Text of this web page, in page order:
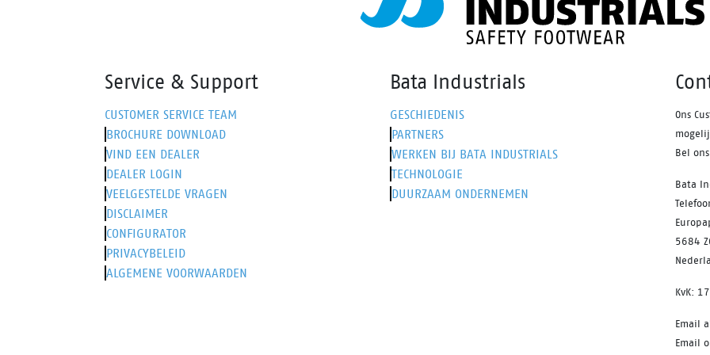
Service & Support
CUSTOMER SERVICE TEAM
BROCHURE DOWNLOAD
VIND EEN DEALER
DEALER LOGIN
VEELGESTELDE VRAGEN
DISCLAIMER
CONFIGURATOR
PRIVACYBELEID
ALGEMENE VOORWAARDEN
Bata Industrials
GESCHIEDENIS
PARTNERS
WERKEN BIJ BATA INDUSTRIALS
TECHNOLOGIE
DUURZAAM ONDERNEMEN
Ons
Bel
Bata
5684
KvK:
Email
Email